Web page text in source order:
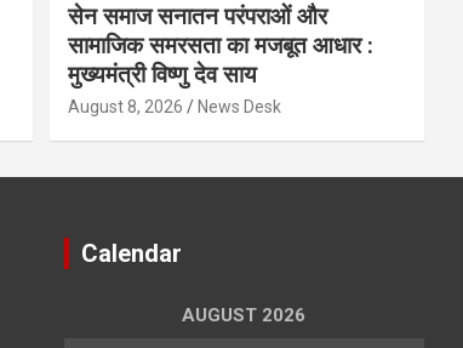
सेन समाज सनातन परंपराओं और
सामाजिक समरसता का मजबूत आधार :
मुख्यमंत्री विष्णु देव साय
August 8, 2026 News Desk
Calendar
AUGUST 2026